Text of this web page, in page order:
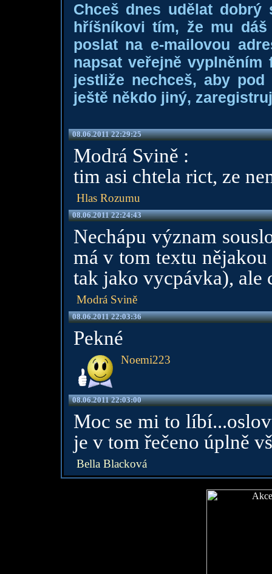
Chceš dnes udělat dobrý
hříšníkovi tím, že mu
poslat na e-mailovou
napsat veřejně
jestliže nechceš, aby
ještě někdo jiný,
08.06.2011 22:29:25
Modrá Svině :
tim asi chtela rict, ze
Hlas Rozumu
08.06.2011 22:24:43
Nechápu význam
má v tom textu
tak jako vycpávka), ale
Modrá Svině
08.06.2011 22:03:36
Pekné
Noemi223
08.06.2011 22:03:00
Moc se mi to
je v tom řečeno úplně
Bella Blacková